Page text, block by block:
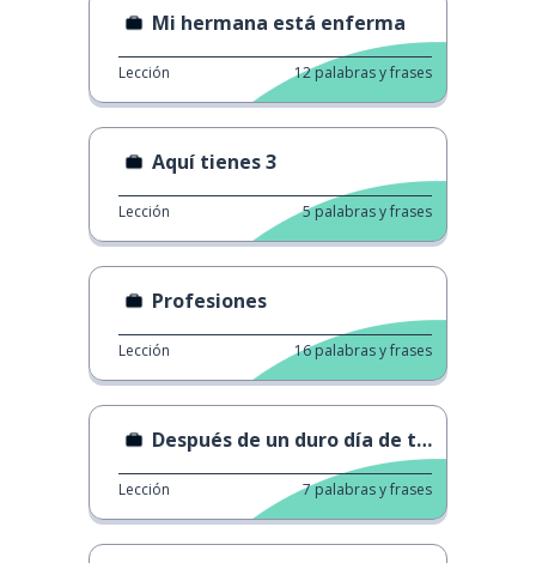
Mi hermana está enferma
Lección 12palabras y frases
Aquí tienes 3
Lección 5palabras y frases
Profesiones
Lección 16palabras y frases
Después de un duro día de trabajo
Lección 7palabras y frases